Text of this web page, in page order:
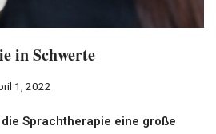
in Schwerte
1, 2022
Sprachtherapie eine große